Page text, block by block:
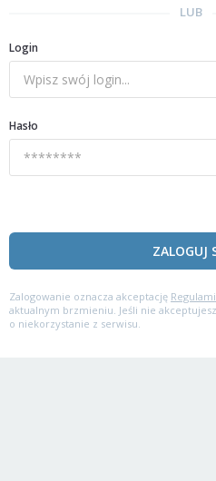
LUB
Login
Hasło
ZALOGUJ
Zalogowanie oznacza akceptację
aktualnym brzmieniu. Jeśli nie
o niekorzystanie z serwisu.